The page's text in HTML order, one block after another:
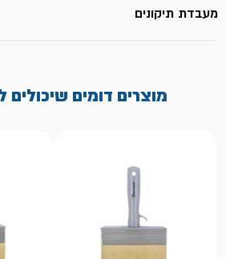
מעבדת תיקונים
מוצרים דומים שיכולים